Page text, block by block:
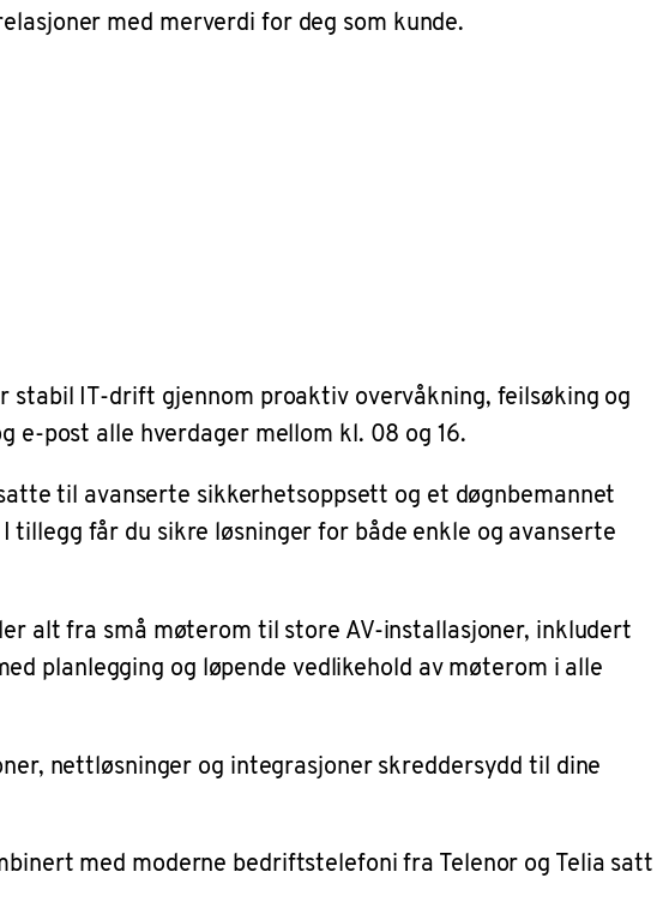
med merverdi for deg som kunde.
IT-drift gjennom proaktiv overvåkning, feilsøking og
post alle hverdager mellom kl. 08 og 16.
til avanserte sikkerhetsoppsett og et døgnbemannet
får du sikre løsninger for både enkle og avanserte
alt fra små møterom til store AV-installasjoner, inkludert
planlegging og løpende vedlikehold av møterom i alle
nettløsninger og integrasjoner skreddersydd til dine
med moderne bedriftstelefoni fra Telenor og Telia satt